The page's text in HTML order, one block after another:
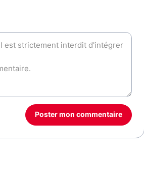
Poster mon commentaire